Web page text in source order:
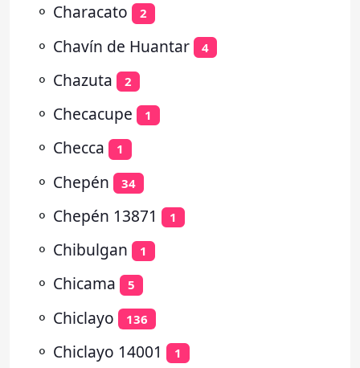
⚬ Characato 2
⚬ Chavín de Huantar 4
⚬ Chazuta 2
⚬ Checacupe 1
⚬ Checca 1
⚬ Chepén 34
⚬ Chepén 13871 1
⚬ Chibulgan 1
⚬ Chicama 5
⚬ Chiclayo 136
⚬ Chiclayo 14001 1